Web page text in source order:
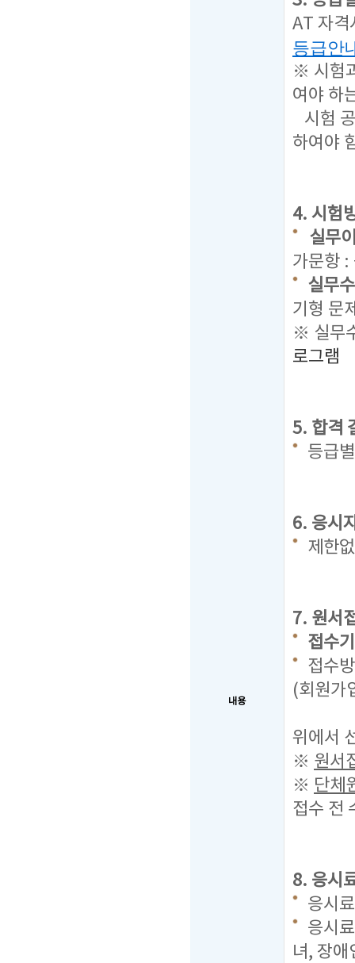
내용
AT 자격
등급안
※ 시험
여야 하
시험
하여야
4. 시험
실무
가문항 :
실무
기형 문
※ 실무
로그램
5. 합격
등급
6. 응시
제한
7. 원서
접수
접수
(회원가
위에서
※ 원서
※ 단체
접수 전
8. 응시
응시
응시
녀, 장애